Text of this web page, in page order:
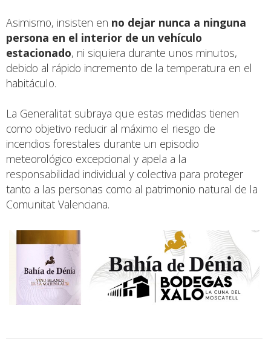
Asimismo, insisten en no dejar nunca a ninguna
persona en el interior de un vehículo
estacionado, ni siquiera durante unos minutos,
debido al rápido incremento de la temperatura en el
habitáculo.
La Generalitat subraya que estas medidas tienen
como objetivo reducir al máximo el riesgo de
incendios forestales durante un episodio
meteorológico excepcional y apela a la
responsabilidad individual y colectiva para proteger
tanto a las personas como al patrimonio natural de la
Comunitat Valenciana.